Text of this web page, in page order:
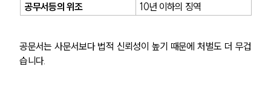
공무서등의 위조 10년 이하의 징역
공문서는 사문서보다 법적 신뢰성이 높기 때문에 처벌도 더 무겁
습니다.